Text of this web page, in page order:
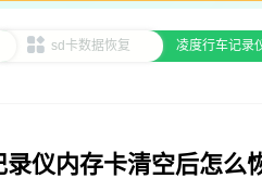
sd卡数据恢复 凌度行车记录
录仪内存卡清空后怎么